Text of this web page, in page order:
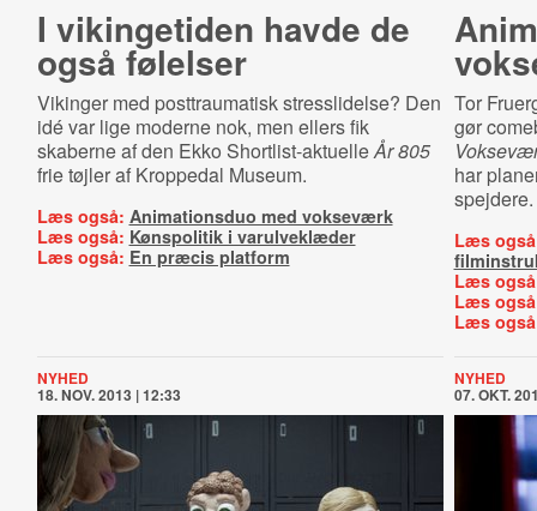
I vikingetiden havde de
også følelser
Vikinger med posttraumatisk stresslidelse? Den
idé var lige moderne nok, men ellers fik
skaberne af den Ekko Shortlist-aktuelleÅr 805
frie tøjler af Kroppedal Museum.
Læs også: Animationsduo med vokseværk
Læs også: Kønspolitik i varulveklæder
Læs også: En præcis platform
Tor
gør
har
spejdere.
Læs
Læs
Læs
Læs
NYHED
18. NOV. 2013 | 12:33
NYHED
07. OKT.